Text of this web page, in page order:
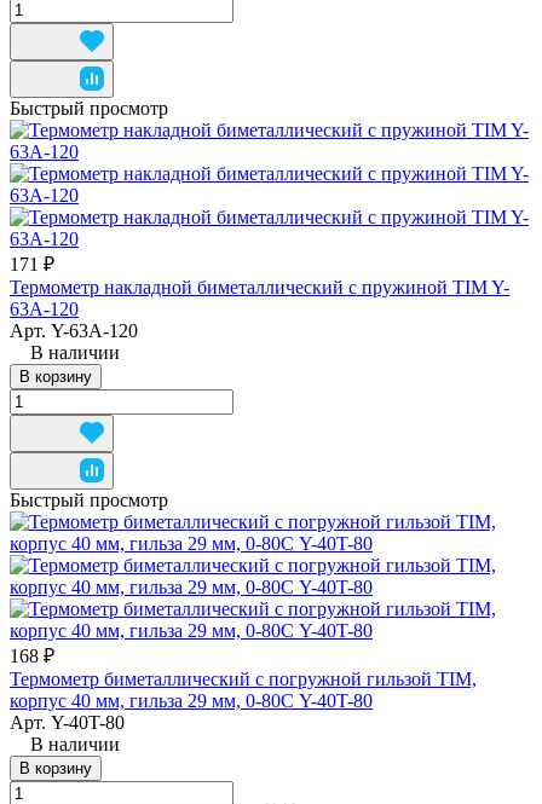
Быстрый просмотр
171 ₽
Термометр накладной биметаллический с пружиной TIM Y-
63A-120
Арт. Y-63A-120
В наличии
В корзину
Быстрый просмотр
168 ₽
Термометр биметаллический с погружной гильзой TIM,
корпус 40 мм, гильза 29 мм, 0-80С Y-40T-80
Арт. Y-40T-80
В наличии
В корзину